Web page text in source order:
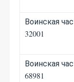
Воинская
32001
Воинская
68981